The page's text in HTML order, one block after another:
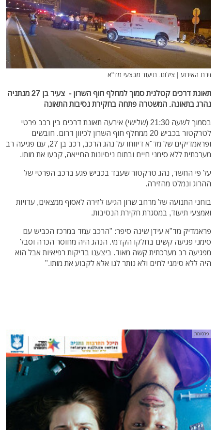
זירת האירוע | צילום: תיעוד מבצעי מד"א
תאונת דרכים קטלנית סמוך למחלף חוף השרון - צעיר בן 27 מנתניה
נהרג בתאונה. המשטרה פתחה בחקירת נסיבות התאונה
בסמוך לשעה 21:30 (שלישי) אירעה תאונת דרכים בין רכב פרטי
לטרקטור בכביש 20 ממחלף חוף השרון לכיוון דרום. חובשים
ופראמדיקים של מד"א דיווחו על נהג הרכב, רכב בן 27, עם פגיעה רב
מערכתית ללא סימני חיים ובתום ניסיונות החייאה, קבעו את מותו.
על פי החשד, נהג טרקטור שעבד בכביש פגע ברכב הפרטי של
ההרוג ונמלט מהזירה.
בוחני התנועה של מרחב שרון הגיעו לזירה לאסוף ממצאים, עדויות
ואמצעי תיעוד, במסגרת חקירת הנסיבות.
פראמדיק מד"א עידן שינה סיפר: "הרכב עמד במרכז הכביש עם
סימני פגיעה קשים בחלקו הקדמי. הנהג היה מחוסר הכרה וסבל
מפגיעה רב מערכתית קשה מאוד. ביצענו בדיקות רפיאיות אבל הוא
היה ללא סימני לחים ולא נותר לנו אלא לקבוע את מותו."
פרסומת